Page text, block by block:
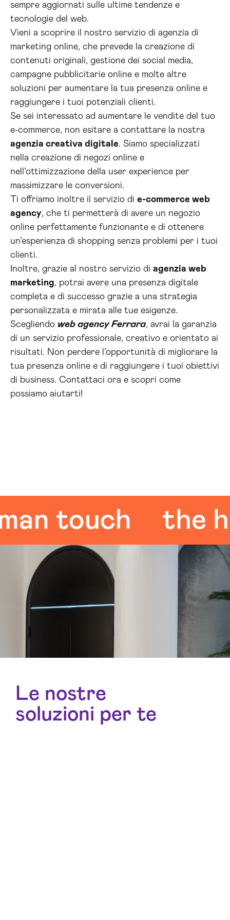
sempre aggiornati sulle ultime tendenze e
tecnologie del web.
Vieni a scoprire il nostro servizio di agenzia di
marketing online, che prevede la creazione di
contenuti originali, gestione dei social media,
campagne pubblicitarie online e molte altre
soluzioni per aumentare la tua presenza online e
raggiungere i tuoi potenziali clienti.
Se sei interessato ad aumentare le vendite del tuo
e-commerce, non esitare a contattare la nostra
agenzia creativa digitale. Siamo specializzati
nella creazione di negozi online e
nell’ottimizzazione della user experience per
massimizzare le conversioni.
Ti offriamo inoltre il servizio di e-commerce web
agency, che ti permetterà di avere un negozio
online perfettamente funzionante e di ottenere
un’esperienza di shopping senza problemi per i tuoi
clienti.
Inoltre, grazie al nostro servizio di agenzia web
marketing, potrai avere una presenza digitale
completa e di successo grazie a una strategia
personalizzata e mirata alle tue esigenze.
Scegliendo web agency Ferrara, avrai la garanzia
di un servizio professionale, creativo e orientato ai
risultati. Non perdere l’opportunità di migliorare la
tua presenza online e di raggiungere i tuoi obiettivi
di business. Contattaci ora e scopri come
possiamo aiutarti!
touch the
Le nostre
soluzioni per te